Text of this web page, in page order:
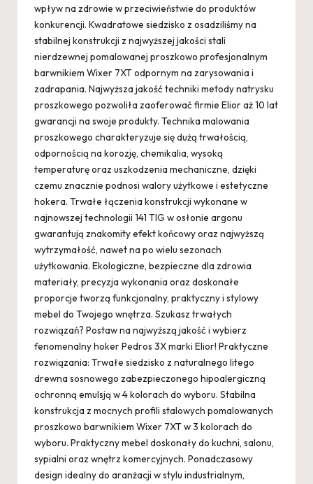
wpływ na zdrowie w przeciwieństwie do produktów
konkurencji. Kwadratowe siedzisko z osadziliśmy na
stabilnej konstrukcji z najwyższej jakości stali
nierdzewnej pomalowanej proszkowo profesjonalnym
barwnikiem Wixer 7XT odpornym na zarysowania i
zadrapania. Najwyższa jakość techniki metody natrysku
proszkowego pozwoliła zaoferować firmie Elior aż 10 lat
gwarancji na swoje produkty. Technika malowania
proszkowego charakteryzuje się dużą trwałością,
odpornością na korozję, chemikalia, wysoką
temperaturę oraz uszkodzenia mechaniczne, dzięki
czemu znacznie podnosi walory użytkowe i estetyczne
hokera. Trwałe łączenia konstrukcji wykonane w
najnowszej technologii 141 TIG w osłonie argonu
gwarantują znakomity efekt końcowy oraz najwyższą
wytrzymałość, nawet na po wielu sezonach
użytkowania. Ekologiczne, bezpieczne dla zdrowia
materiały, precyzja wykonania oraz doskonałe
proporcje tworzą funkcjonalny, praktyczny i stylowy
mebel do Twojego wnętrza. Szukasz trwałych
rozwiązań? Postaw na najwyższą jakość i wybierz
fenomenalny hoker Pedros 3X marki Elior! Praktyczne
rozwiązania: Trwałe siedzisko z naturalnego litego
drewna sosnowego zabezpieczonego hipoalergiczną
ochronną emulsją w 4 kolorach do wyboru. Stabilna
konstrukcja z mocnych profili stalowych pomalowanych
proszkowo barwnikiem Wixer 7XT w 3 kolorach do
wyboru. Praktyczny mebel doskonały do kuchni, salonu,
sypialni oraz wnętrz komercyjnych. Ponadczasowy
design idealny do aranżacji w stylu industrialnym,